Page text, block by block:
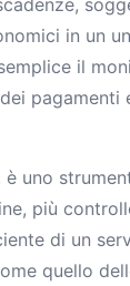
in un
il
pagamenti
è uno
più
di un
quello